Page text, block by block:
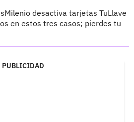
desactiva tarjetas TuLlave
en estos tres casos; pierdes tu
PUBLICIDAD